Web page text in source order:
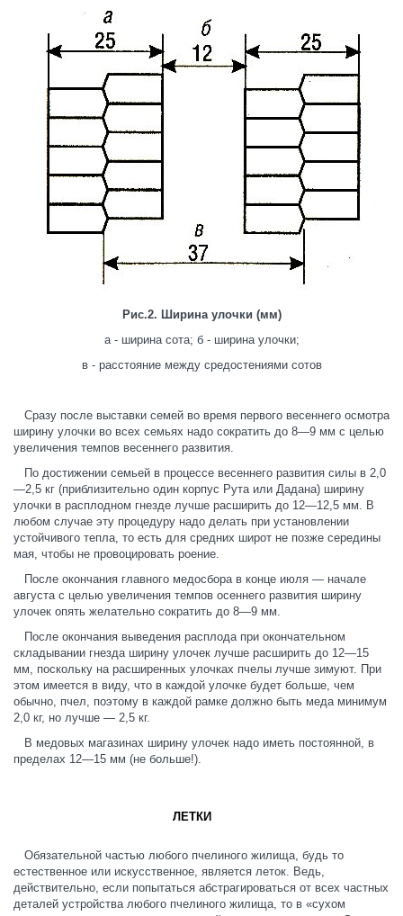
Рис.2. Ширина улочки (мм)
а - ширина сота; б - ширина улочки;
в - расстояние между средостениями сотов
Сразу после выставки семей во время первого весеннего осмотра
ширину улочки во всех семьях надо сократить до 8—9 мм с целью
увеличения темпов весеннего развития.
По достижении семьей в процессе весеннего развития силы в 2,0
—2,5 кг (приблизительно один корпус Рута или Дадана) ширину
улочки в расплодном гнезде лучше расширить до 12—12,5 мм. В
любом случае эту процедуру надо делать при установлении
устойчивого тепла, то есть для средних широт не позже середины
мая, чтобы не провоцировать роение.
После окончания главного медосбора в конце июля — начале
августа с целью увеличения темпов осеннего развития ширину
улочек опять желательно сократить до 8—9 мм.
После окончания выведения расплода при окончательном
складывании гнезда ширину улочек лучше расширить до 12—15
мм, поскольку на расширенных улочках пчелы лучше зимуют. При
этом имеется в виду, что в каждой улочке будет больше, чем
обычно, пчел, поэтому в каждой рамке должно быть меда минимум
2,0 кг, но лучше — 2,5 кг.
В медовых магазинах ширину улочек надо иметь постоянной, в
пределах 12—15 мм (не больше!).
ЛЕТКИ
Обязательной частью любого пчелиного жилища, будь то
естественное или искусственное, является леток. Ведь,
действительно, если попытаться абстрагироваться от всех частных
деталей устройства любого пчелиного жилища, то в «сухом